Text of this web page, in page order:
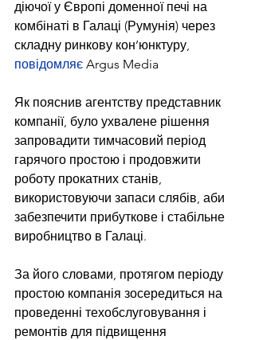
діючої у Європі доменної печі на
комбінаті в Галаці (Румунія) через
складну ринкову кон’юнктуру,
повідомляє Argus Media
Як пояснив агентству представник
компанії, було ухвалене рішення
запровадити тимчасовий період
гарячого простою і продовжити
роботу прокатних станів,
використовуючи запаси слябів, аби
забезпечити прибуткове і стабільне
виробництво в Галаці.
За його словами, протягом періоду
простою компанія зосередиться на
проведенні техобслуговування і
ремонтів для підвищення